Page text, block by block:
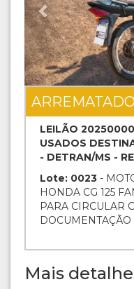
ARREMATADO
LEILÃO
USADOS
- DETRAN/MS -
Lote: 0023 -
HONDA CG 125
PARA CIRCULAR
DOCUMENTAÇÃO
Mais